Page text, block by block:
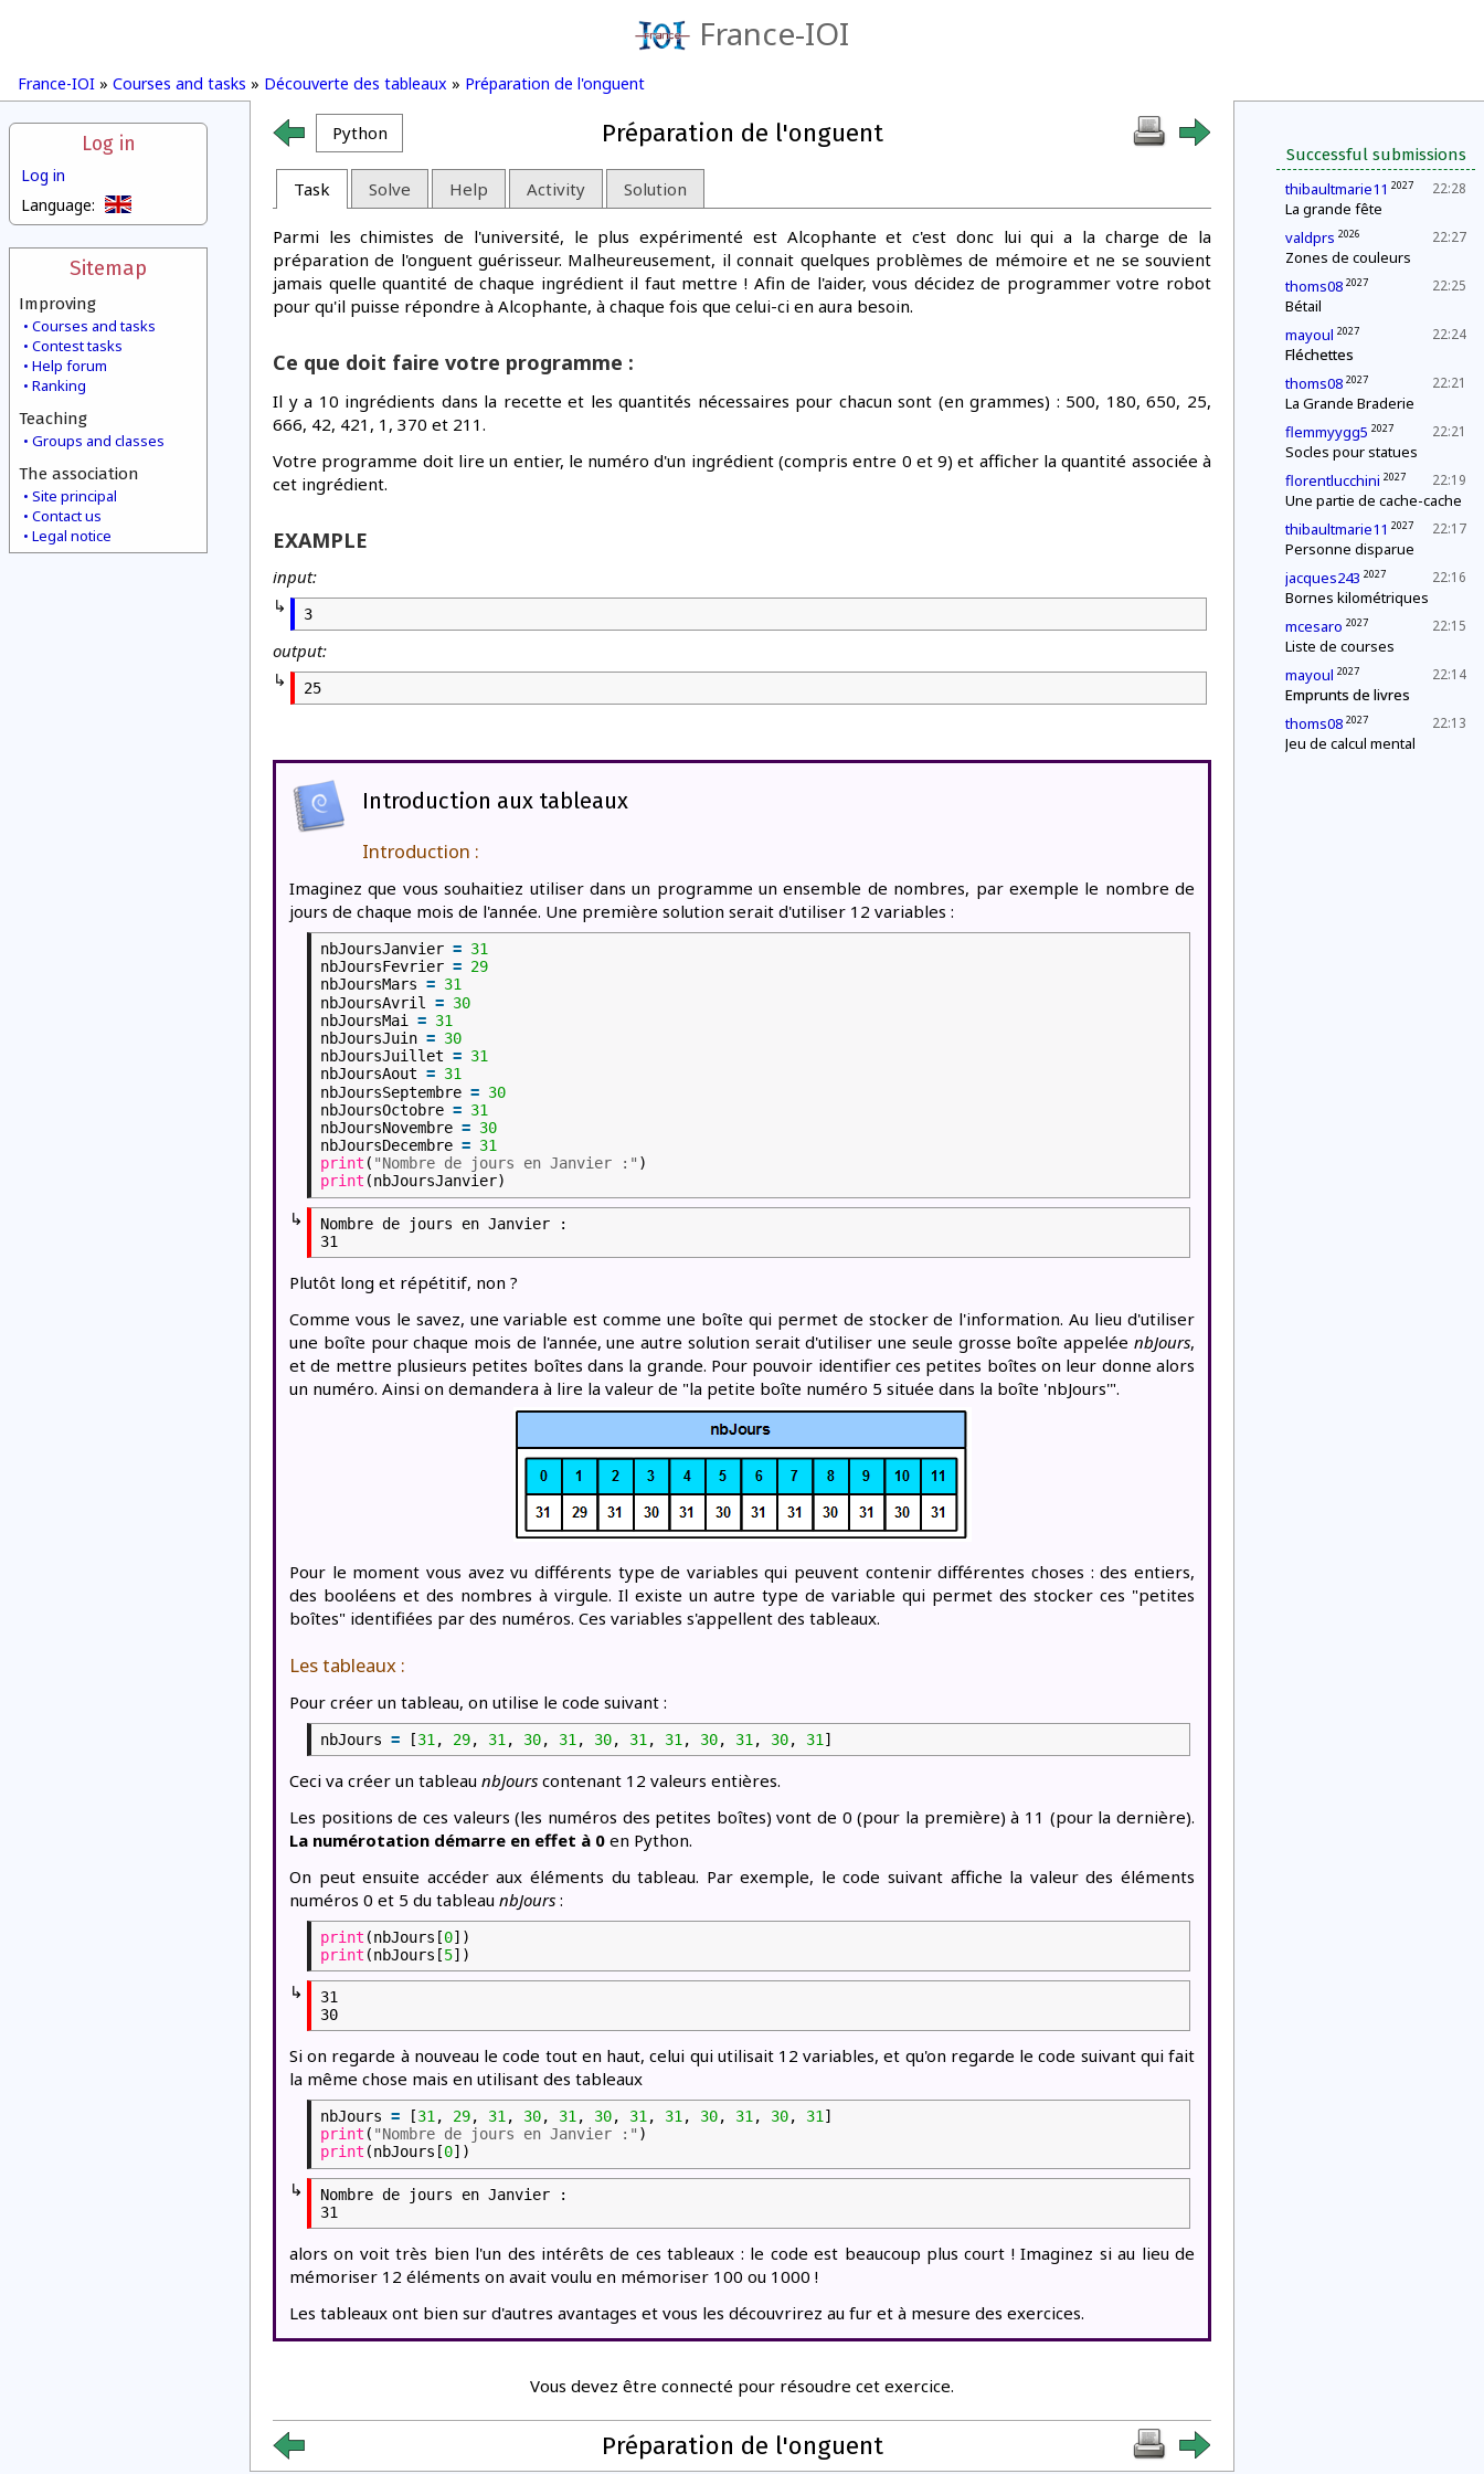
France-IOI
France-IOI » Courses and tasks » Découverte des tableaux » Préparation de l'onguent
Log in
Log in
Language:
Sitemap
Improving
Courses and tasks
Contest tasks
Help forum
Ranking
Teaching
Groups and classes
The association
Site principal
Contact us
Legal notice
Successful submissions
22:28
thibaultmarie11 2027
La grande fête
22:27
valdprs 2026
Zones de couleurs
22:25
thoms08 2027
Bétail
22:24
mayoul 2027
Fléchettes
22:21
thoms08 2027
La Grande Braderie
22:21
flemmyygg5 2027
Socles pour statues
22:19
florentlucchini 2027
Une partie de cache-cache
22:17
thibaultmarie11 2027
Personne disparue
22:16
jacques243 2027
Bornes kilométriques
22:15
mcesaro 2027
Liste de courses
22:14
mayoul 2027
Emprunts de livres
22:13
thoms08 2027
Jeu de calcul mental
Python Préparation de l'onguent
Task Solve Help Activity Solution
Parmi les chimistes de l'université, le plus expérimenté est Alcophante et c'est donc lui qui a la charge de la
préparation de l'onguent guérisseur. Malheureusement, il connait quelques problèmes de mémoire et ne se souvient
jamais quelle quantité de chaque ingrédient il faut mettre ! Afin de l'aider, vous décidez de programmer votre robot
pour qu'il puisse répondre à Alcophante, à chaque fois que celui-ci en aura besoin.
Ce que doit faire votre programme :
Il y a 10 ingrédients dans la recette et les quantités nécessaires pour chacun sont (en grammes) : 500, 180, 650, 25,
666, 42, 421, 1, 370 et 211.
Votre programme doit lire un entier, le numéro d'un ingrédient (compris entre 0 et 9) et afficher la quantité associée à
cet ingrédient.
EXAMPLE
input:
3
output:
25
Introduction aux tableaux
Introduction :
Imaginez que vous souhaitiez utiliser dans un programme un ensemble de nombres, par exemple le nombre de
jours de chaque mois de l'année. Une première solution serait d'utiliser 12 variables :
nbJoursJanvier = 31
nbJoursFevrier = 29
nbJoursMars = 31
nbJoursAvril = 30
nbJoursMai = 31
nbJoursJuin = 30
nbJoursJuillet = 31
nbJoursAout = 31
nbJoursSeptembre = 30
nbJoursOctobre = 31
nbJoursNovembre = 30
nbJoursDecembre = 31
print ( "Nombre de jours en Janvier :" )
print (nbJoursJanvier)
↳
Nombre de jours en Janvier :
Plutôt long et répétitif, non ?
Comme vous le savez, une variable est comme une boîte qui permet de stocker de l'information. Au lieu d'utiliser
une boîte pour chaque mois de l'année, une autre solution serait d'utiliser une seule grosse boîte appelée nbJours,
et de mettre plusieurs petites boîtes dans la grande. Pour pouvoir identifier ces petites boîtes on leur donne alors
un numéro. Ainsi on demandera à lire la valeur de "la petite boîte numéro 5 située dans la boîte 'nbJours'".
Pour le moment vous avez vu différents type de variables qui peuvent contenir différentes choses : des entiers,
des booléens et des nombres à virgule. Il existe un autre type de variable qui permet des stocker ces "petites
boîtes" identifiées par des numéros. Ces variables s'appellent des tableaux.
Les tableaux :
Pour créer un tableau, on utilise le code suivant :
nbJours = [31 , 29, 31 , 30, 31 , 30, 31 , 31 , 30, 31 , 30, 31 ]
Ceci va créer un tableau nbJours contenant 12 valeurs entières.
Les positions de ces valeurs (les numéros des petites boîtes) vont de 0 (pour la première) à 11 (pour la dernière).
La numérotation démarre en effet à 0 en Python.
On peut ensuite accéder aux éléments du tableau. Par exemple, le code suivant affiche la valeur des éléments
numéros 0 et 5 du tableau nbJours :
print (nbJours[0])
print (nbJours[5])
↳
31
Si on regarde à nouveau le code tout en haut, celui qui utilisait 12 variables, et qu'on regarde le code suivant qui fait
la même chose mais en utilisant des tableaux
nbJours = [31 , 29, 31 , 30, 31 , 30, 31 , 31 , 30, 31 , 30, 31 ]
print ( "Nombre de jours en Janvier :" )
print (nbJours[0])
↳
Nombre de jours en Janvier :
alors on voit très bien l'un des intérêts de ces tableaux : le code est beaucoup plus court ! Imaginez si au lieu de
mémoriser 12 éléments on avait voulu en mémoriser 100 ou 1000 !
Les tableaux ont bien sur d'autres avantages et vous les découvrirez au fur et à mesure des exercices.
Vous devez être connecté pour résoudre cet exercice.
Préparation de l'onguent